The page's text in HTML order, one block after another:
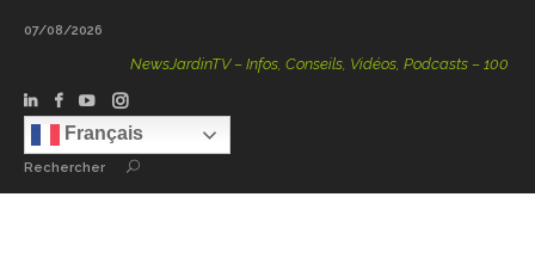
07/08/2026
NewsJardinTV – Infos, Conseils, Vidéos, Podcasts – 100 %
Français
Rechercher